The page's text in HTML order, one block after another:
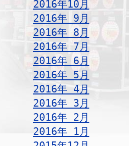
2016年10月
2016年 9月
2016年 8月
2016年 7月
2016年 6月
2016年 5月
2016年 4月
2016年 3月
2016年 2月
2016年 1月